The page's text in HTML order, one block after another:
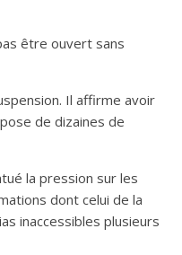
être ouvert sans
Il affirme avoir
de dizaines de
la pression sur les
dont celui de la
inaccessibles plusieurs